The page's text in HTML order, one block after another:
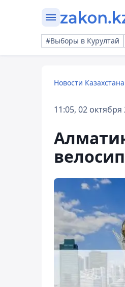
#Выборы в Курултай
Новости
11:05, 02 октября